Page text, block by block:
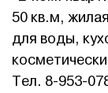
50 кв.м,
для воды,
Тел. 8-953-